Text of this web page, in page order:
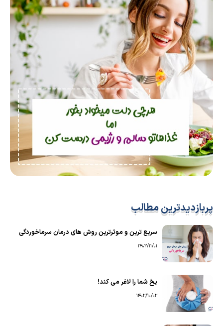
پربازدیدترین مطالب
سریع ترین و موثرترین روش های درمان سرماخوردگی
1402/11/01
یخ شما را لاغر می کند!
1402/10/02